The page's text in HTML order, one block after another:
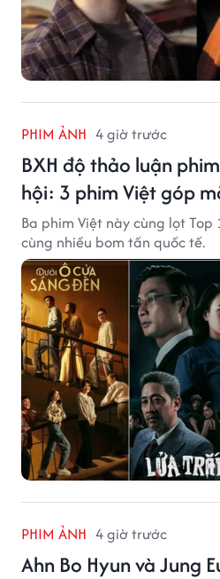
PHIM ẢNH 4 giờ trước
BXH độ thảo luận
hội: 3 phim Việt góp
Ba phim Việt này cùng lọt
cùng nhiều bom tấn quốc tế.
PHIM ẢNH 4 giờ trước
Ahn Bo Hyun và Jung